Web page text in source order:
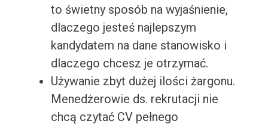
to świetny sposób na wyjaśnienie,
dlaczego jesteś najlepszym
kandydatem na dane stanowisko i
dlaczego chcesz je otrzymać.
Używanie zbyt dużej ilości żargonu.
Menedżerowie ds. rekrutacji nie
chcą czytać CV pełnego